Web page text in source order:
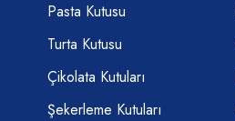
Pasta Kutusu
Turta Kutusu
Çikolata Kutuları
Şekerleme Kutuları